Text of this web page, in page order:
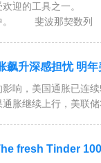
迎的工具之一。
中。 斐波那契数列
飙升深感担忧 明年
，美国通胀已连续
胀继续上行，美联
fresh Tinder